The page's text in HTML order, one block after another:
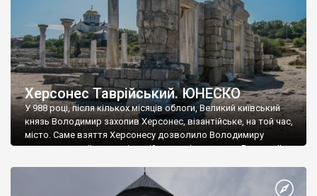
Херсонес Таврійський. ЮНЕСКО
У 988 році, після кількох місяців облоги, Великий київський
князь Володимир захопив Херсонес, візантійське, на той час,
місто. Саме взяття Херсонесу дозволило Володимиру
диктувати свої умови візантійському імператору Василю ІІ, та
Херсонесі Володимир-язичник, став Василем-християнином.
А потім було Хрещення Русі. На честь Херсонесу Таврійського